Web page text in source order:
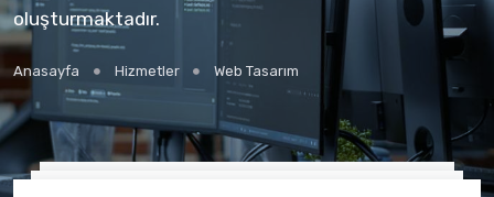
oluşturmaktadır.
Anasayfa Hizmetler Web Tasarım